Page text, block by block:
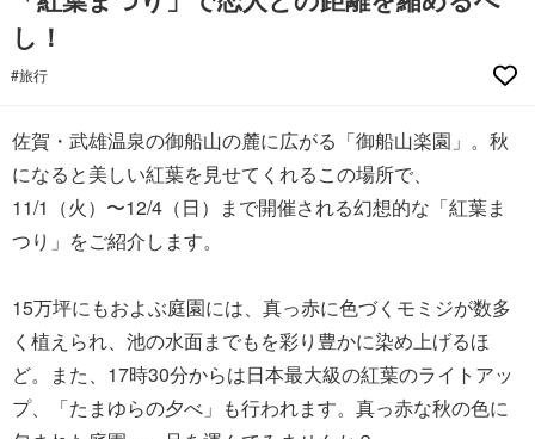
し！
#旅行
佐賀・武雄温泉の御船山の麓に広がる「御船山楽園」。秋
になると美しい紅葉を見せてくれるこの場所で、
11/1（火）〜12/4（日）まで開催される幻想的な「紅葉ま
つり」をご紹介します。
15万坪にもおよぶ庭園には、真っ赤に色づくモミジが数多
く植えられ、池の水面までもを彩り豊かに染め上げるほ
ど。また、17時30分からは日本最大級の紅葉のライトアッ
プ、「たまゆらの夕べ」も行われます。真っ赤な秋の色に